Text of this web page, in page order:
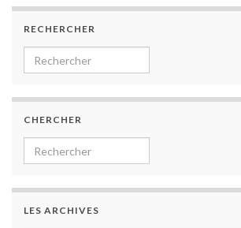
RECHERCHER
Search for:
CHERCHER
Search for:
LES ARCHIVES